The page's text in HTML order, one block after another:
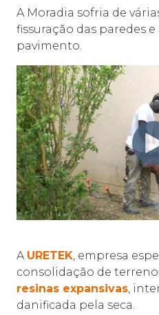
A Moradia sofria de
fissuração das paredes
pavimento.
A URETEK, empresa
consolidação de
resinas expansivas,
danificada pela seca.